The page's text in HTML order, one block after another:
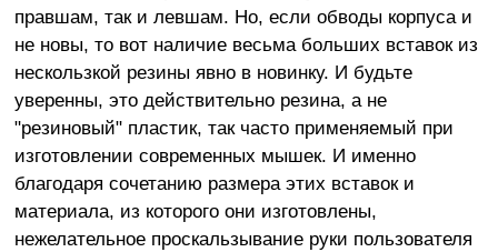
правшам, так и левшам. Но, если обводы корпуса и
не новы, то вот наличие весьма больших вставок из
нескользкой резины явно в новинку. И будьте
уверенны, это действительно резина, а не
"резиновый" пластик, так часто применяемый при
изготовлении современных мышек. И именно
благодаря сочетанию размера этих вставок и
материала, из которого они изготовлены,
нежелательное проскальзывание руки пользователя